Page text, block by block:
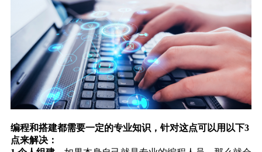
编程和搭建都需要一定的专业知识，针对这点可以用以下3
点来解决：